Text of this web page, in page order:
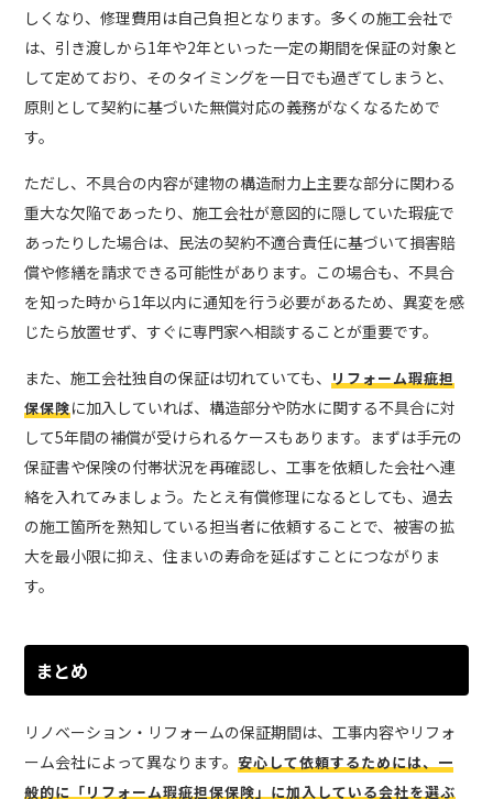
しくなり、修理費用は自己負担となります。多くの施工会社で
は、引き渡しから1年や2年といった一定の期間を保証の対象と
して定めており、そのタイミングを一日でも過ぎてしまうと、
原則として契約に基づいた無償対応の義務がなくなるためで
す。
ただし、不具合の内容が建物の構造耐力上主要な部分に関わる
重大な欠陥であったり、施工会社が意図的に隠していた瑕疵で
あったりした場合は、民法の契約不適合責任に基づいて損害賠
償や修繕を請求できる可能性があります。この場合も、不具合
を知った時から1年以内に通知を行う必要があるため、異変を感
じたら放置せず、すぐに専門家へ相談することが重要です。
また、施工会社独自の保証は切れていても、
リフォーム瑕疵担
保保険に加入していれば、構造部分や防水に関する不具合に対
して5年間の補償が受けられるケースもあります。まずは手元の
保証書や保険の付帯状況を再確認し、工事を依頼した会社へ連
絡を入れてみましょう。たとえ有償修理になるとしても、過去
の施工箇所を熟知している担当者に依頼することで、被害の拡
大を最小限に抑え、住まいの寿命を延ばすことにつながりま
す。
まとめ
リノベーション・リフォームの保証期間は、工事内容やリフォ
ーム会社によって異なります。 安心して依頼するためには、一
般的に「リフォーム瑕疵担保保険」に加入している会社を選ぶ